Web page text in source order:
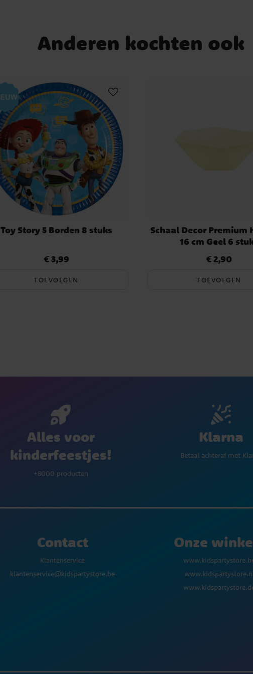
Anderen kochten ook
Toy Story 5 Borden 8 stuks
Prijs:€ 3,99
€ 3,99
TOEVOEGEN
Schaal Decor Premium
16 cm Geel 6
Prijs:€ 2,90
€ 2,90
TOEVOEGEN
Alles voor
kinderfeestjes!
+8000 producten
Klarna
Betaal achteraf met
Contact
Klantenservice
klantenservice@kidspartystore.be
Onze